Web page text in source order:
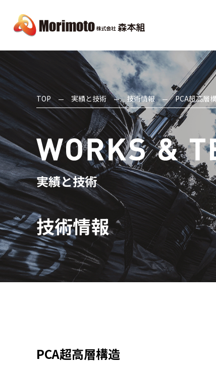
TOP 実績と技術 技術情報 PCA超高層
実績と技術
技術情報
PCA超高層構造